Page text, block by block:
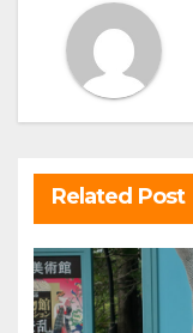
ゲ
ー
シ
ョ
ン
Related Post